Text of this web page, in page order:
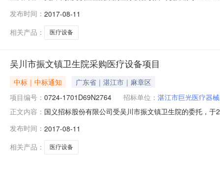
人详见公告正文项目联系电话详见公告正文采购单位吴
代理机构地址详见公告
发布时间： 2017-08-11
相关产品：
医疗设备
吴川市振文镇卫生院采购医疗设备项目
中标｜中标通知
广东省｜湛江市｜麻章区
项目编号： 0724-1701D69N2764 招标单位： 湛江市巨光医疗器
正文内容： 国义招标股份有限公司受吴川市振文镇卫生院的委托，
（元）：7,750,000四、采购方式：公开招标五、中标供
发布时间： 2017-08-11
相关产品：
医疗设备